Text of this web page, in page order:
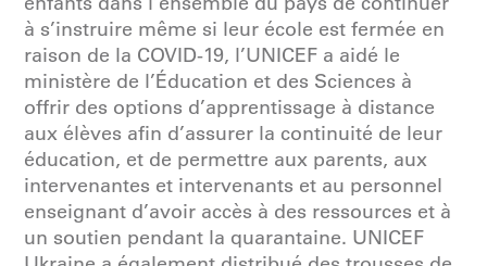
à s’instruire même si leur école est fermée en
raison de la COVID-19, l’UNICEF a aidé le
ministère de l’Éducation et des Sciences à
offrir des options d’apprentissage à distance
aux élèves afin d’assurer la continuité de leur
éducation, et de permettre aux parents, aux
intervenantes et intervenants et au personnel
enseignant d’avoir accès à des ressources et à
un soutien pendant la quarantaine. UNICEF